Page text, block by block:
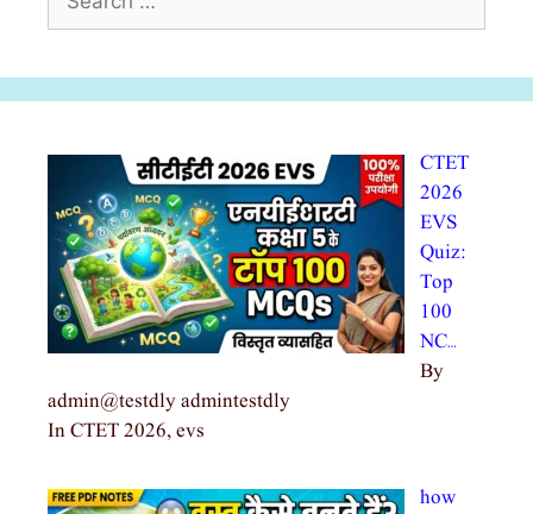
CTET
2026
EVS
Quiz:
Top
100
NC…
By
admin@testdly admintestdly
In CTET 2026, evs
how